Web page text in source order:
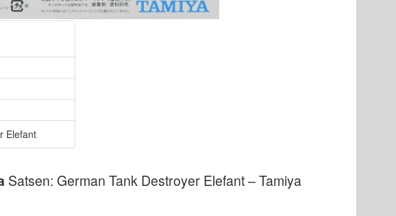
Elefant
Satsen: German Tank Destroyer Elefant – Tamiya